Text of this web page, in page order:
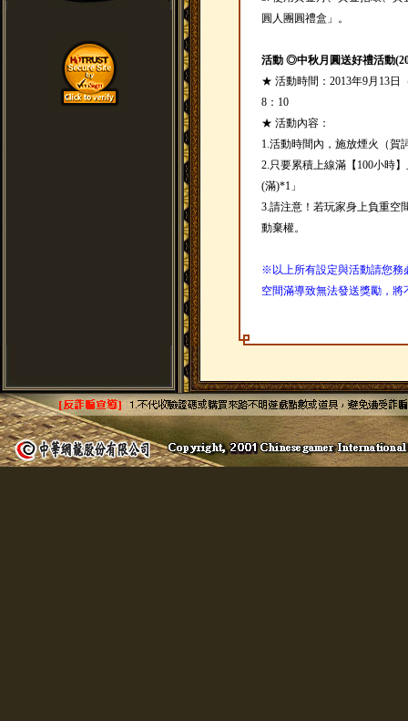
圓人團圓禮盒」。
活動 ◎中秋月圓送好禮活動
★ 活動時間：2013年9月13日
8：10
★ 活動內容：
1.活動時間內，施放煙火（賀
2.只要累積上線滿【100小時
(滿)*1」
3.請注意！若玩家身上負重空
動棄權。
※以上所有設定與活動請您務
空間滿導致無法發送獎勵，